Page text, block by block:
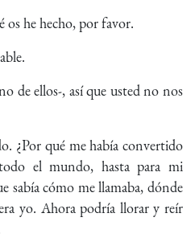
os he hecho, por favor.
de ellos-, así que usted no nos
¿Por qué me había convertido
el mundo, hasta para mi
sabía cómo me llamaba, dónde
yo. Ahora podría llorar y reír